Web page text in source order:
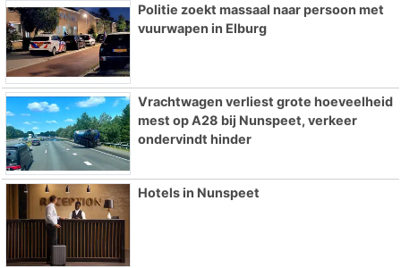
Politie zoekt massaal naar persoon met
vuurwapen in Elburg
Vrachtwagen verliest grote hoeveelheid
mest op A28 bij Nunspeet, verkeer
ondervindt hinder
Hotels in Nunspeet